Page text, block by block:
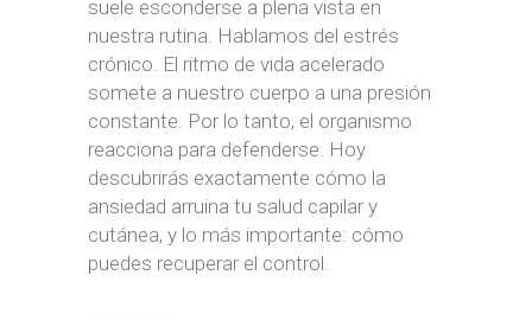
suele esconderse a plena vista en
nuestra rutina. Hablamos del estrés
crónico. El ritmo de vida acelerado
somete a nuestro cuerpo a una presión
constante. Por lo tanto, el organismo
reacciona para defenderse. Hoy
descubrirás exactamente cómo la
ansiedad arruina tu salud capilar y
cutánea, y lo más importante: cómo
puedes recuperar el control.